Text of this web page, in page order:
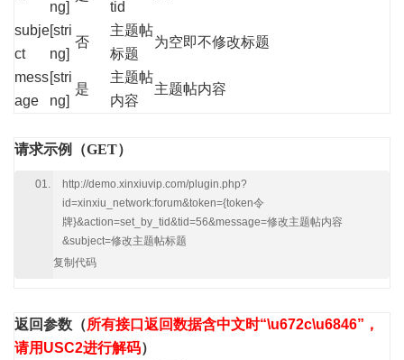
ng]
tid
subje
ct
[stri
ng]
否
主题帖
标题
为空即不修改标题
mess
age
[stri
ng]
是
主题帖
内容
主题帖内容
请求示例（GET）
http://demo.xinxiuvip.com/plugin.php?
id=xinxiu_network:forum&token={token令
牌}&action=set_by_tid&tid=56&message=修改主题帖内容
&subject=修改主题帖标题
复制代码
返回参数 （所有接口返回数据含中文时“\u672c\u6846”，
请用USC2进行解码）